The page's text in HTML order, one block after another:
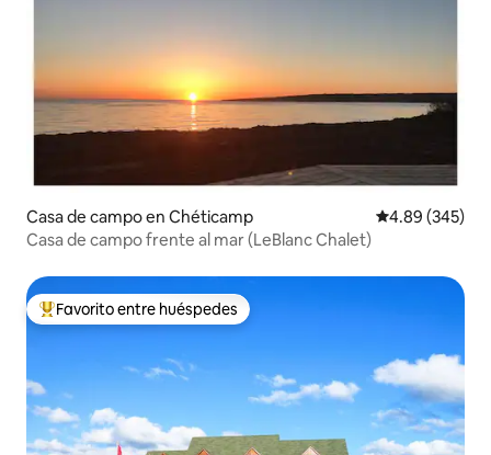
Casa de campo en Chéticamp Calificación
4.89 (345)
Casa de campo frente al mar (LeBlanc Chalet)
De los mejores en Favorito entre huéspedes
Favorito entre huéspedes